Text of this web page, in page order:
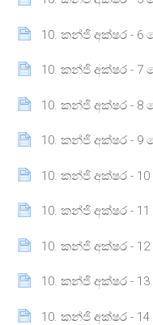
10. කන්ජි අක්ෂර - 6
10. කන්ජි අක්ෂර - 7
10. කන්ජි අක්ෂර - 8
10. කන්ජි අක්ෂර - 9
10. කන්ජි අක්ෂර - 10
10. කන්ජි අක්ෂර - 11
10. කන්ජි අක්ෂර - 12
10. කන්ජි අක්ෂර - 13
10. කන්ජි අක්ෂර - 14